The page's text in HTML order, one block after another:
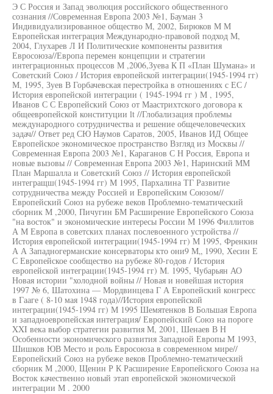
Э С Россия и Запад эволюция российского общественного
сознания //Современная Европа 2003 №1, Бауман 3
Индивидуализированное общество М, 2002, Бирюков М М
Европейская интеграция Международно-правовой подход М,
2004, Глухарев Л И Политические компоненты развития
Евросоюза//Европа перемен концепции и стратегии
интеграционных процессов М ,2006,Зуева К П «План Шумана» и
Советский Союз / История европейской интеграции(1945-1994 гг)
М, 1995, Зуев В Горбачевская перестройка в отношениях с ЕС /
История европейской интеграции ( 1945-1994 гг ) М , 1995,
Иванов С С Европейский Союз от Маастрихтского договора к
общеевропейской конституции lt //Глобализация проблемы
международного сотрудничества и решение общечеловеческих
задач// Ответ ред СЮ Наумов Саратов, 2005, Иванов ИД Общее
Европейское экономическое пространство Взгляд из Москвы //
Современная Европа 2003 №1, Караганов С Н Россия, Европа и
новые вызовы // Современная Европа 2003 №1, Наринский ММ
План Маршалла и Советский Союз // История европейской
интегращш(1945-1994 гг) М 1995, Пархалина ТГ Развитие
сотрудничества между Россией и Европейским Союзом//
Европейский Союз на рубеже веков Проблемно-тематический
сборник М ,2000, Пичугин БМ Расширение Европейского Союза
"на восток" и экономические интересы России М 1996 Филлитов
А М Европа в советских планах послевоенного устройства //
История европейской интеграции(1945-1994 гг) М 1995, Френкин
А А Западногерманские консерваторы кто они9 М„ 1990, Хесин Е
С Европейское сообщество на рубеже 80-годов / История
европейской интеграции(1945-1994 гг) М. 1995, Чубарьян АО
Новая истории "холодной войны // Новая и новейшая история
1997 № 6, Шатохина — Мордвинцева Г А Европейский конгресс
в Гааге ( 8-10 мая 1948 года)//История европейской
интеграции(1945-1994 гг) М 1995 Шемятенков В Большая Европа
и западноевропейская интеграция/ Европейский Союз на пороге
XXI века выбор стратегии развития М, 2001, Шенаев В Н
Особенности экономического развития Западной Европы М 1993,
Шишков ЮВ Место и роль Евросоюза в современном мире//
Европейский Союз на рубеже веков Проблемно-тематический
сборник М ,2000, Щенин Р К Расширение Европейского Союза на
Восток качественно новый этап европейской экономической
интеграции М . 2000